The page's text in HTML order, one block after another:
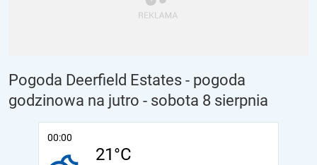
Pogoda Deerfield Estates - pogoda
godzinowa na jutro - sobota 8 sierpnia
00:00
21°C